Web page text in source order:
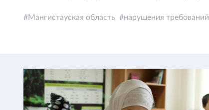
Мангистауская область нарушения требований